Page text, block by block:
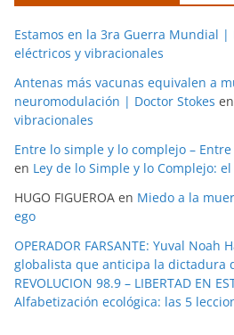
Estamos en la 3ra Guerra Mundial |
eléctricos y vibracionales
Antenas más vacunas equivalen a
neuromodulación | Doctor Stokes en
vibracionales
Entre lo simple y lo complejo –
en Ley de lo Simple y lo Complejo:
HUGO FIGUEROA en Miedo a la
ego
OPERADOR FARSANTE: Yuval
globalista que anticipa la dictadura
REVOLUCION 98.9 – LIBERTAD EN
Alfabetización ecológica: las 5